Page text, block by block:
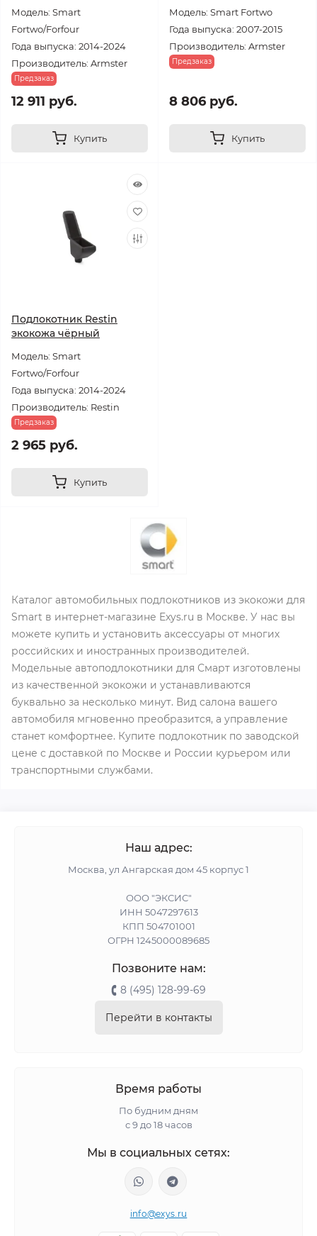
Модель: Smart
Fortwo/Forfour
Года выпуска: 2014-2024
Производитель: Armster
Предзаказ
12 911 руб.
Купить
Модель: Smart Fortwo
Года выпуска: 2007-2015
Производитель: Armster
Предзаказ
8 806 руб.
Купить
Подлокотник Restin
экокожа чёрный
Модель: Smart
Fortwo/Forfour
Года выпуска: 2014-2024
Производитель: Restin
Предзаказ
2 965 руб.
Купить
Каталог автомобильных подлокотников из экокожи для
Smart в интернет-магазине Exys.ru в Москве. У нас вы
можете купить и установить аксессуары от многих
российских и иностранных производителей.
Модельные автоподлокотники для Смарт изготовлены
из качественной экокожи и устанавливаются
буквально за несколько минут. Вид салона вашего
автомобиля мгновенно преобразится, а управление
станет комфортнее. Купите подлокотник по заводской
цене с доставкой по Москве и России курьером или
транспортными службами.
Наш адрес:
Москва, ул Ангарская дом 45 корпус 1
ООО "ЭКСИС"
ИНН 5047297613
КПП 504701001
ОГРН 1245000089685
Позвоните нам:
8 (495) 128-99-69
Перейти в контакты
Время работы
По будним дням
с 9 до 18 часов
Мы в социальных сетях:
info@exys.ru